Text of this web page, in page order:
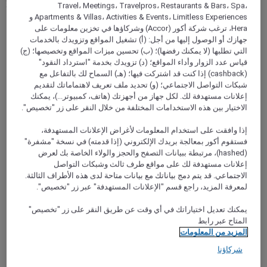
Rooms come with either a queen bed or a king zipper that can
be split into two singles. All rooms feature private bathrooms
and open-plan vanity areas.
YULARA, أستراليا
Emu Walk Apartments
Only 20km from Uluru, Ayers Rock Resort's Emu Walk
Apartments offer the convenience of modern, serviced
apartments with the practicalities of home. With one and two-
Travel، Meetings، Travelpros، Restaurants & Bars، Spa،
Apartments & Villas، Activities & Events، Limitless Experiences و
Hera، ترغب شركة أكور (Accor) وشركاؤها في تخزين معلومات على
جهازك أو الوصول إليها من أجل: (أ) تشغيل المواقع وتزويدك بالخدمات
التي تطلبها (لا يمكنك رفضها)؛ (ب) تحسين ميزات المواقع وتخصيصها؛ (ج)
قياس عدد الزوار وأداء المواقع؛ (د) تزويدك بخدمة "استرداد النقود"
(cashback) إذا كنت قد اشتركت فيها؛ (هـ) السماح لك بالتفاعل مع
شبكات التواصل الاجتماعي؛ (و) تحديد ملف تعريف لاهتماماتك لتقديم
إعلانات مستهدفة لك. لكل جهاز من أجهزتك (هاتف، كمبيوتر...)، يمكنك
الاختيار بين هذه الاستخدامات المختلفة من خلال النقر على زر "تخصيص".
إذا وافقت على استخدام المعلومات لأغراض الإعلانات المستهدفة،
فستقوم أكور بمعالجة بريدك الإلكتروني (إذا قدمته) في نسخة "مشفرة"
(hashed)، مرتبطة ببيانات التصفح والحجز والولاء الخاصة بك لعرض
إعلانات مستهدفة لك على مواقع طرف ثالث وشبكات التواصل
الاجتماعي. قد يتم دمج بياناتك مع بيانات متاحة لدى هذه الأطراف الثالثة.
لمعرفة المزيد، راجع قسم "الإعلانات المستهدفة" عبر زر "تخصيص".
يمكنك تعديل اختياراتك في أي وقت عن طريق النقر على زر "تخصيص"
المتاح عبر رابط
المزيد من المعلومات
شركاؤنا